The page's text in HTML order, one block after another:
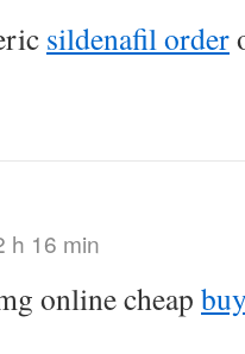
sildenafil order
h 16 min
online cheap